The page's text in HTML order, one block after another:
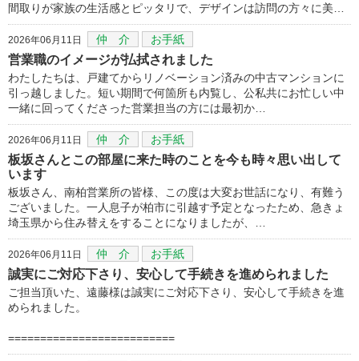
間取りが家族の生活感とピッタリで、デザインは訪問の方々に美…
2026年06月11日 仲 介 お手紙
営業職のイメージが払拭されました
わたしたちは、戸建てからリノベーション済みの中古マンションに
引っ越しました。短い期間で何箇所も内覧し、公私共にお忙しい中
一緒に回ってくださった営業担当の方には最初か…
2026年06月11日 仲 介 お手紙
板坂さんとこの部屋に来た時のことを今も時々思い出して
います
板坂さん、南柏営業所の皆様、この度は大変お世話になり、有難う
ございました。一人息子が柏市に引越す予定となったため、急きょ
埼玉県から住み替えをすることになりましたが、…
2026年06月11日 仲 介 お手紙
誠実にご対応下さり、安心して手続きを進められました
ご担当頂いた、遠藤様は誠実にご対応下さり、安心して手続きを進
められました。
==========================